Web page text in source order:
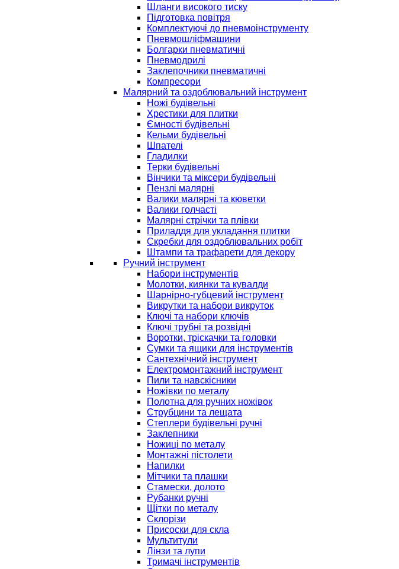
Шланги високого тиску
Підготовка повітря
Комплектуючі до пневмоінструменту
Пневмошліфмашини
Болгарки пневматичні
Пневмодрилі
Заклепочники пневматичні
Компресори
Малярний та оздоблювальний інструмент
Ножі будівельні
Хрестики для плитки
Ємності будівельні
Кельми будівельні
Шпателі
Гладилки
Терки будівельні
Вінчики та міксери будівельні
Пензлі малярні
Валики малярні та кюветки
Валики голчасті
Малярні стрічки та плівки
Приладдя для укладання плитки
Скребки для оздоблювальних робіт
Штампи та трафарети для декору
Ручний інструмент
Набори інструментів
Молотки, киянки та кувалди
Шарнірно-губцевий інструмент
Викрутки та набори викруток
Ключі та набори ключів
Ключі трубні та розвідні
Воротки, тріскачки та головки
Сумки та ящики для інструментів
Сантехнічний інструмент
Електромонтажний інструмент
Пили та навскісники
Ножівки по металу
Полотна для ручних ножівок
Струбцини та лещата
Степлери будівельні ручні
Заклепники
Ножиці по металу
Монтажні пістолети
Напилки
Мітчики та плашки
Стамески, долото
Рубанки ручні
Щітки по металу
Склорізи
Присоски для скла
Мультитули
Лінзи та лупи
Тримачі інструментів